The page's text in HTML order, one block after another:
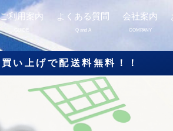
ご利用案内 よくある質問
Q and A
会社案内
COMPANY
い上げで配送料無料！！